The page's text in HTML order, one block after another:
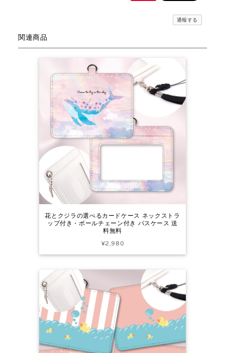
通報する
関連商品
花とクジラの選べるカードケース ネックストラ
ップ付き・ボールチェーン付き パスケース 送
料無料
¥2,980